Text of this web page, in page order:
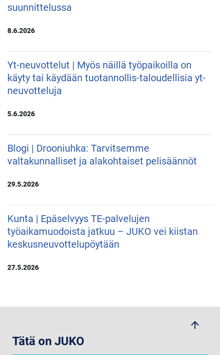
suunnittelussa
8.6.2026
Yt-neuvottelut | Myös näillä työpaikoilla on
käyty tai käydään tuotannollis-taloudellisia yt-
neuvotteluja
5.6.2026
Blogi | Drooniuhka: Tarvitsemme
valtakunnalliset ja alakohtaiset pelisäännöt
29.5.2026
Kunta | Epäselvyys TE-palvelujen
työaikamuodoista jatkuu – JUKO vei kiistan
keskusneuvottelupöytään
27.5.2026
arrow_upwards
Tätä on JUKO